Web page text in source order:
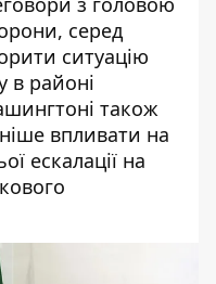
серед
ситуацію
в районі
також
впливати на
ескалації на